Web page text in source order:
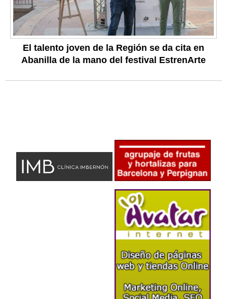
El talento joven de la Región se da cita en
Abanilla de la mano del festival EstrenArte